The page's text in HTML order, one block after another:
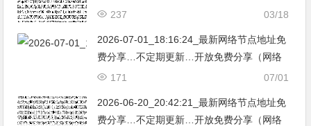
免费节点香港|日本|韩国|新加坡|台湾|马来西
03/18
237
2026-07-01_18:16:24_最新网络节点地址免
费分享…不定期更新…开放免费分享（网络
免费节点香港|日本|韩国|新加坡|台湾|马来西
07/01
171
2026-06-20_20:42:21_最新网络节点地址免
费分享…不定期更新…开放免费分享（网络